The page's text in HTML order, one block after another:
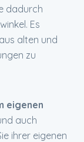
dadurch
Es
alten und
zu
eigenen
auch
ihrer eigenen